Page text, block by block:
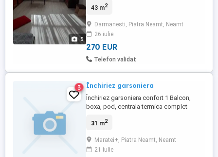
5
cu balcon 5 m, inchis, izolata termic
langa bloc. Locatie : 300 m mai sus de
Scoala nr.8 si complex Carpati str.
Darmanesti, blocuri ...
43 m2
Darmanesti, Piatra Neamt, Neamt
26 iulie
270 EUR
Telefon validat
3 Închiriez garsoniera
Închiriez garsoniera confort 1 Balcon,
boxa, pod, centrala termica complet
31 m2
Maratei+, Piatra Neamt, Neamt
21 iulie